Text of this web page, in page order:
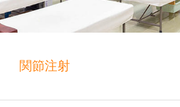
関節注射